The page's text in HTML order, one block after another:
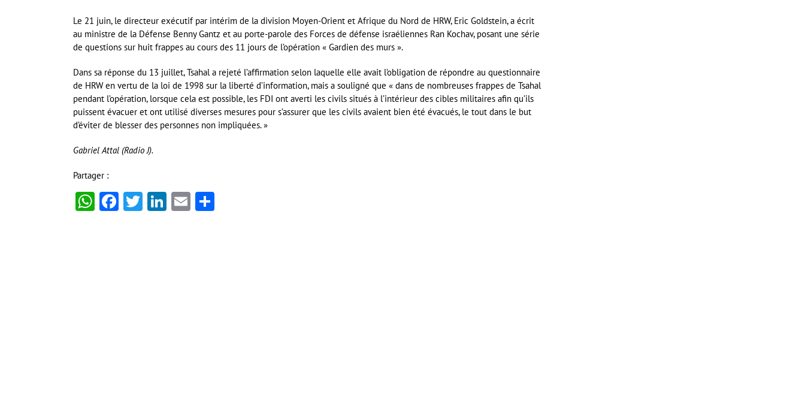
Le 21 juin, le directeur exécutif par intérim de la division Moyen-Orient et Afrique du Nord de HRW, Eric Goldstein, a écrit
au ministre de la Défense Benny Gantz et au porte-parole des Forces de défense israéliennes Ran Kochav, posant une série
de questions sur huit frappes au cours des 11 jours de l’opération « Gardien des murs ».
Dans sa réponse du 13 juillet, Tsahal a rejeté l’affirmation selon laquelle elle avait l’obligation de répondre au questionnaire
de HRW en vertu de la loi de 1998 sur la liberté d’information, mais a souligné que « dans de nombreuses frappes de Tsahal
pendant l’opération, lorsque cela est possible, les FDI ont averti les civils situés à l’intérieur des cibles militaires afin qu’ils
puissent évacuer et ont utilisé diverses mesures pour s’assurer que les civils avaient bien été évacués, le tout dans le but
d’éviter de blesser des personnes non impliquées. »
Gabriel Attal (Radio J).
Partager :
WhatsApp
Facebook
Twitter
LinkedIn
Email